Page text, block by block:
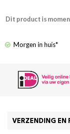
Dit product is
Morgen in huis*
VERZENDING EN